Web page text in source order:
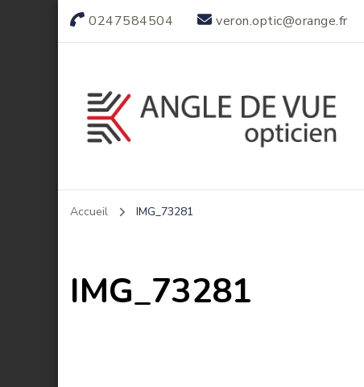
0247584504 veron.optic@orange.fr
Accueil IMG_73281
IMG_73281